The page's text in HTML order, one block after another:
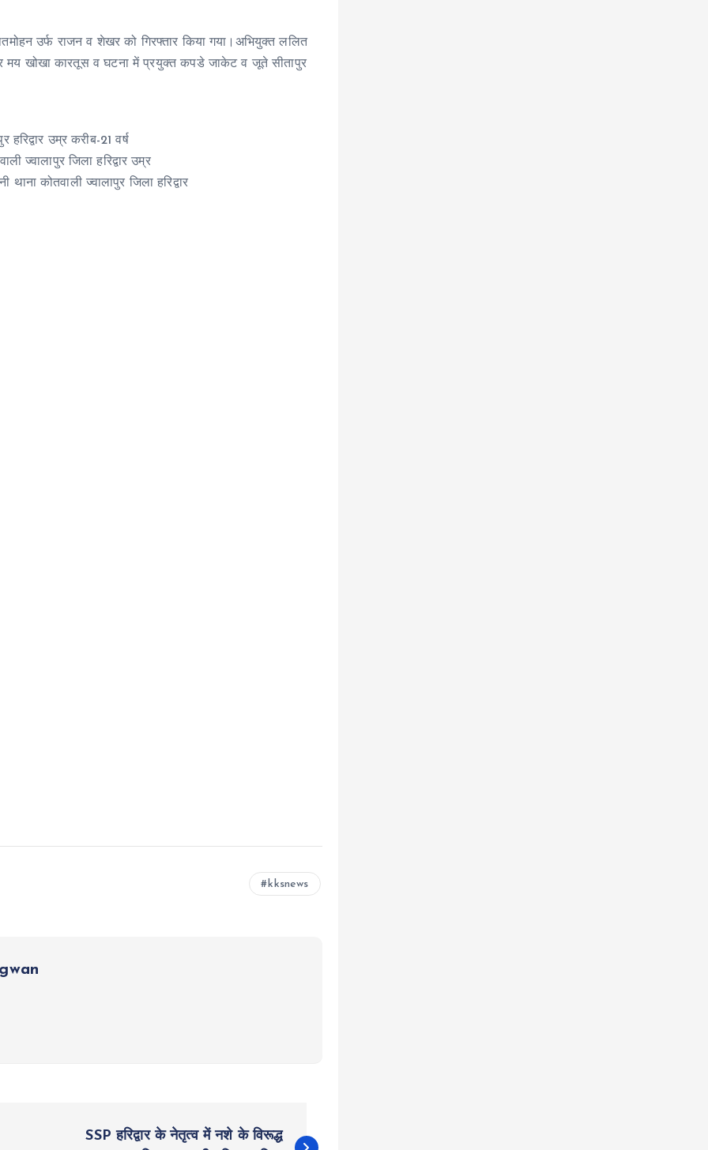
उर्फ राजन व शेखर को गिरफ्तार किया गया।अभियुक्त ललित
मय खोखा कारतूस व घटना में प्रयुक्त कपडे जाकेट व जूते सीतापुर
उम्र करीब-21 वर्ष
ज्वालापुर जिला हरिद्वार उम्र
कोतवाली ज्वालापुर जिला हरिद्वार
kksnews
SSP हरिद्वार के नेतृत्व में नशे के विरूद्ध